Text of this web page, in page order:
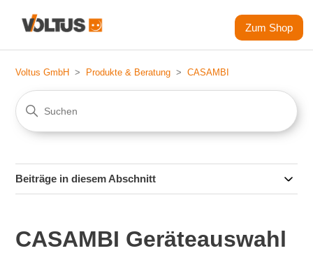
Zum Shop
Voltus GmbH Produkte & Beratung CASAMBI
Beiträge in diesem Abschnitt
CASAMBI Geräteauswahl